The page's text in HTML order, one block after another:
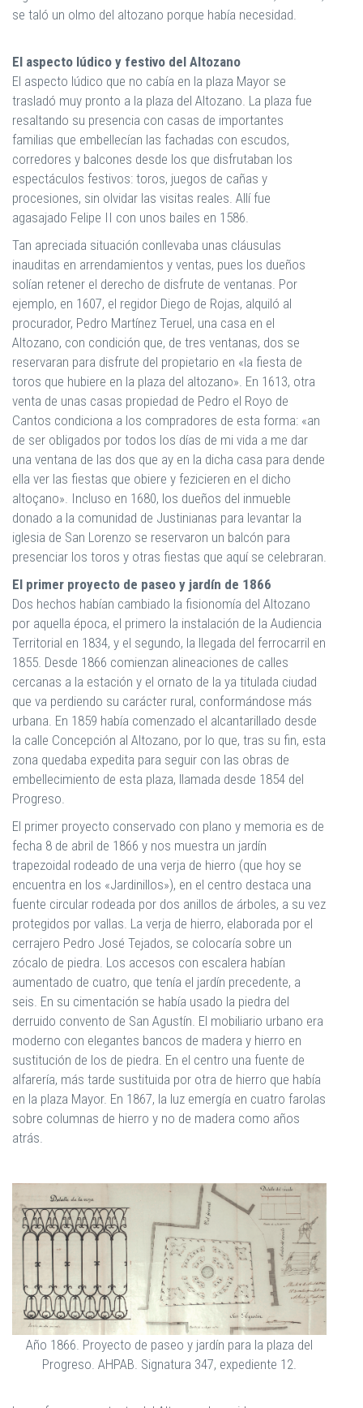
se taló un olmo del altozano porque había necesidad.
El aspecto lúdico y festivo del Altozano
El aspecto lúdico que no cabía en la plaza Mayor se
trasladó muy pronto a la plaza del Altozano. La plaza fue
resaltando su presencia con casas de importantes
familias que embellecían las fachadas con escudos,
corredores y balcones desde los que disfrutaban los
espectáculos festivos: toros, juegos de cañas y
procesiones, sin olvidar las visitas reales. Allí fue
agasajado Felipe II con unos bailes en 1586.
Tan apreciada situación conllevaba unas cláusulas
inauditas en arrendamientos y ventas, pues los dueños
solían retener el derecho de disfrute de ventanas. Por
ejemplo, en 1607, el regidor Diego de Rojas, alquiló al
procurador, Pedro Martínez Teruel, una casa en el
Altozano, con condición que, de tres ventanas, dos se
reservaran para disfrute del propietario en «la fiesta de
toros que hubiere en la plaza del altozano». En 1613, otra
venta de unas casas propiedad de Pedro el Royo de
Cantos condiciona a los compradores de esta forma: «an
de ser obligados por todos los días de mi vida a me dar
una ventana de las dos que ay en la dicha casa para dende
ella ver las fiestas que obiere y fezicieren en el dicho
altoçano». Incluso en 1680, los dueños del inmueble
donado a la comunidad de Justinianas para levantar la
iglesia de San Lorenzo se reservaron un balcón para
presenciar los toros y otras fiestas que aquí se celebraran.
El primer proyecto de paseo y jardín de 1866
Dos hechos habían cambiado la fisionomía del Altozano
por aquella época, el primero la instalación de la Audiencia
Territorial en 1834, y el segundo, la llegada del ferrocarril en
1855. Desde 1866 comienzan alineaciones de calles
cercanas a la estación y el ornato de la ya titulada ciudad
que va perdiendo su carácter rural, conformándose más
urbana. En 1859 había comenzado el alcantarillado desde
la calle Concepción al Altozano, por lo que, tras su fin, esta
zona quedaba expedita para seguir con las obras de
embellecimiento de esta plaza, llamada desde 1854 del
Progreso.
El primer proyecto conservado con plano y memoria es de
fecha 8 de abril de 1866 y nos muestra un jardín
trapezoidal rodeado de una verja de hierro (que hoy se
encuentra en los «Jardinillos»), en el centro destaca una
fuente circular rodeada por dos anillos de árboles, a su vez
protegidos por vallas. La verja de hierro, elaborada por el
cerrajero Pedro José Tejados, se colocaría sobre un
zócalo de piedra. Los accesos con escalera habían
aumentado de cuatro, que tenía el jardín precedente, a
seis. En su cimentación se había usado la piedra del
derruido convento de San Agustín. El mobiliario urbano era
moderno con elegantes bancos de madera y hierro en
sustitución de los de piedra. En el centro una fuente de
alfarería, más tarde sustituida por otra de hierro que había
en la plaza Mayor. En 1867, la luz emergía en cuatro farolas
sobre columnas de hierro y no de madera como años
atrás.
Año 1866. Proyecto de paseo y jardín para la plaza del
Progreso. AHPAB. Signatura 347, expediente 12.